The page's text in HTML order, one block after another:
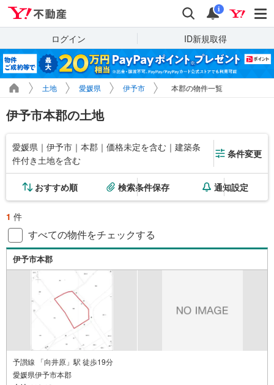
検索 通知
i
ログイン ID新規取得
土地 愛媛県 伊予市 本郡の物件一覧
伊予市本郡の土地
愛媛県｜伊予市｜本郡｜価格未定を含む｜建築条
件付き土地を含む
条件変更
おすすめ順 検索条件保存 通知設定
1 件
すべての物件をチェックする
伊予市本郡
予讃線 「向井原」駅 徒歩19分
愛媛県伊予市本郡